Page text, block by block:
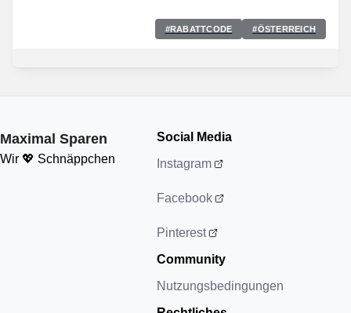
#RABATTCODE #ÖSTERREICH
Maximal Sparen
Wir 💖 Schnäppchen
Social Media
Instagram
Facebook
Pinterest
Community
Nutzungsbedingungen